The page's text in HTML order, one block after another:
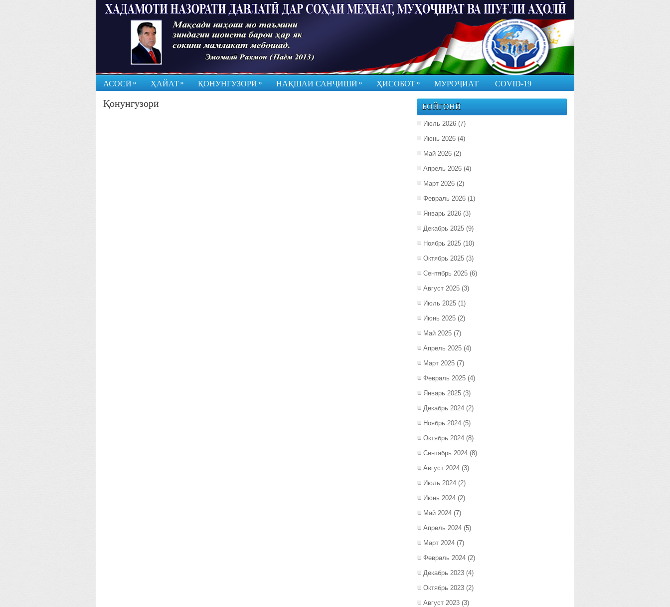
АСОСӢ » ҲАЙАТ» ҚОНУНГУЗОРӢ » НАҚШАИ САНҶИШӢ » ҲИСОБОТ» МУРОҶИАТ COVID-19
Қонунгузорӣ БОЙГОНӢ
Июль 2026 (7)
Июнь 2026 (4)
Май 2026 (2)
Апрель 2026 (4)
Март 2026 (2)
Февраль 2026 (1)
Январь 2026 (3)
Декабрь 2025 (9)
Ноябрь 2025 (10)
Октябрь 2025 (3)
Сентябрь 2025 (6)
Август 2025 (3)
Июль 2025 (1)
Июнь 2025 (2)
Май 2025 (7)
Апрель 2025 (4)
Март 2025 (7)
Февраль 2025 (4)
Январь 2025 (3)
Декабрь 2024 (2)
Ноябрь 2024 (5)
Октябрь 2024 (8)
Сентябрь 2024 (8)
Август 2024 (3)
Июль 2024 (2)
Июнь 2024 (2)
Май 2024 (7)
Апрель 2024 (5)
Март 2024 (7)
Февраль 2024 (2)
Декабрь 2023 (4)
Октябрь 2023 (2)
Август 2023 (3)